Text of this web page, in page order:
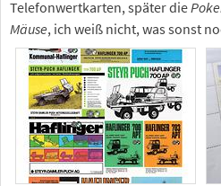
Telefonwertkarten, später die
Mäuse, ich weiß nicht, was sonst